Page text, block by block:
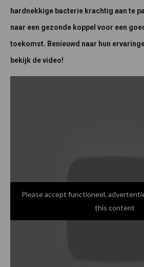
hardnekkige bacterie krachtig aan te
naar een gezonde koppel voor een
toekomst. Benieuwd naar hun
bekijk de video!
Please accept functioneel,
this content